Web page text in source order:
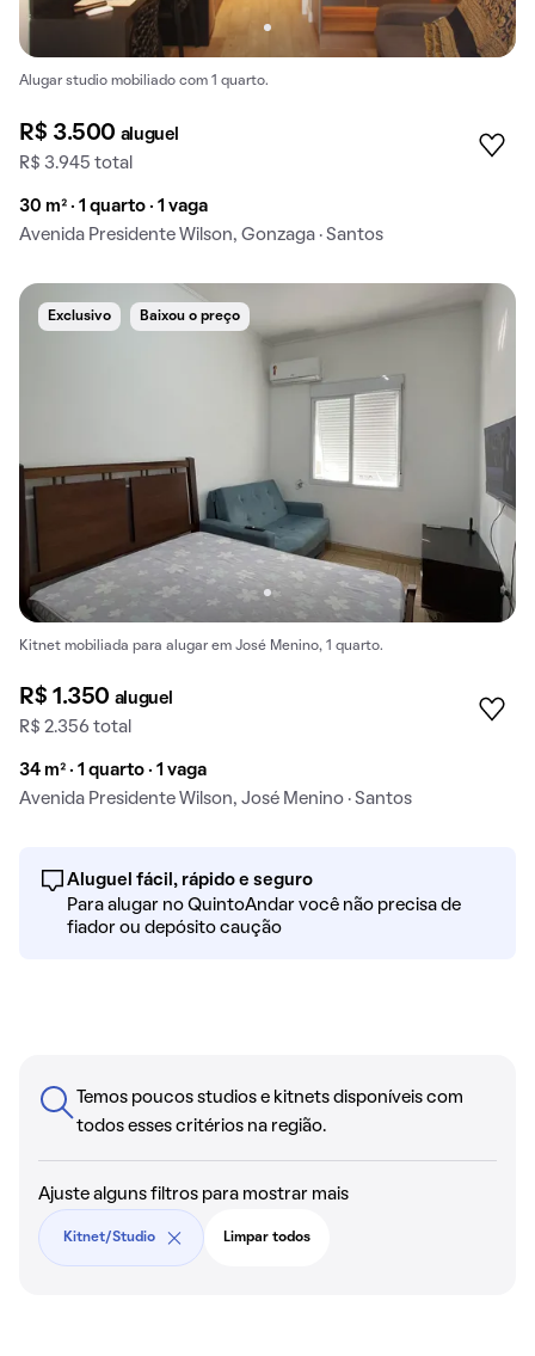
Alugar studio mobiliado com 1 quarto.
R$ 3.500 aluguel
R$ 3.945 total
30 m² · 1 quarto · 1 vaga
Avenida Presidente Wilson, Gonzaga · Santos
Exclusivo Baixou o preço
Kitnet mobiliada para alugar em José Menino, 1 quarto.
R$ 1.350 aluguel
R$ 2.356 total
34 m² · 1 quarto · 1 vaga
Avenida Presidente Wilson, José Menino · Santos
Aluguel fácil, rápido e seguro
Para alugar no QuintoAndar você não precisa de
fiador ou depósito caução
Temos poucos studios e kitnets disponíveis com
todos esses critérios na região.
Ajuste alguns filtros para mostrar mais
Kitnet/Studio Limpar todos